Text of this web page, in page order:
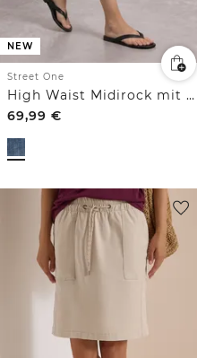
NEW
Street One
High Waist Midirock mit Knopfdetails
69,99 €